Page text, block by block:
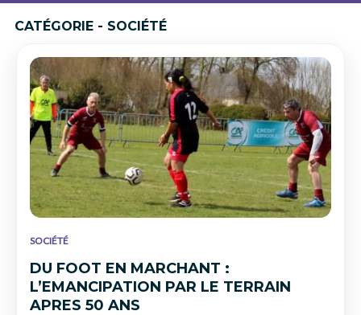
CATÉGORIE - SOCIÉTÉ
SOCIÉTÉ
DU FOOT EN MARCHANT :
L’EMANCIPATION PAR LE TERRAIN
APRES 50 ANS